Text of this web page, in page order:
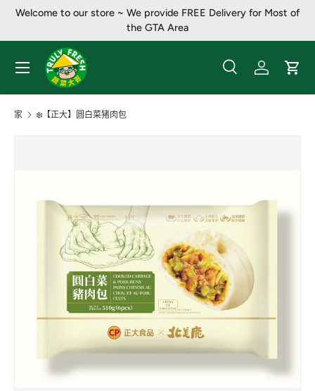
Welcome to our store ~ We provide FREE Delivery for Most of
the GTA Area
搜索
产品类别
搜索 登录 大车
菜单
家 ❄️【正大】圆白菜猪肉包